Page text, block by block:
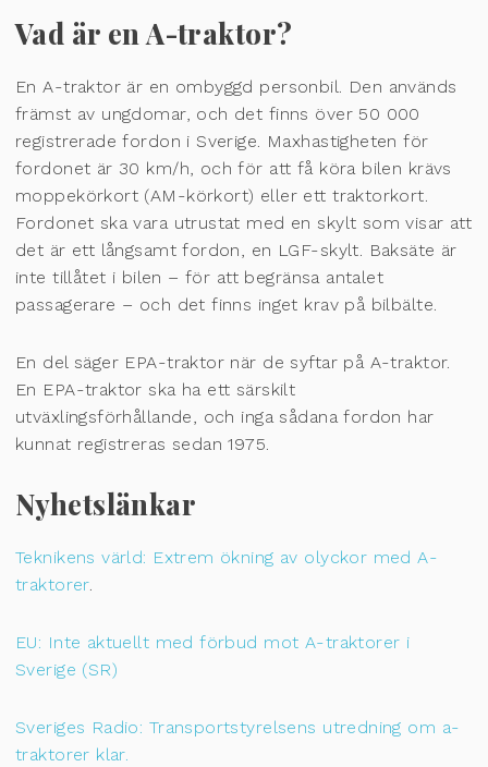
Vad är en A-traktor?
En A-traktor är en ombyggd personbil. Den används
främst av ungdomar, och det finns över 50 000
registrerade fordon i Sverige. Maxhastigheten för
fordonet är 30 km/h, och för att få köra bilen krävs
moppekörkort (AM-körkort) eller ett traktorkort.
Fordonet ska vara utrustat med en skylt som visar att
det är ett långsamt fordon, en LGF-skylt. Baksäte är
inte tillåtet i bilen – för att begränsa antalet
passagerare – och det finns inget krav på bilbälte.
En del säger EPA-traktor när de syftar på A-traktor.
En EPA-traktor ska ha ett särskilt
utväxlingsförhållande, och inga sådana fordon har
kunnat registreras sedan 1975.
Nyhetslänkar
Teknikens värld: Extrem ökning av olyckor med A-
traktorer.
EU: Inte aktuellt med förbud mot A-traktorer i
Sverige (SR)
Sveriges Radio: Transportstyrelsens utredning om a-
traktorer klar.